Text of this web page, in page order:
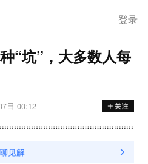
登录
“坑”，大多数人每
日 00:12